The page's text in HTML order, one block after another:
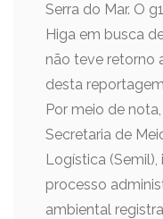
Serra do Mar. O
Higa em busca
não teve retorno
desta
Por meio de
Secretaria de
Logística
processo
ambiental